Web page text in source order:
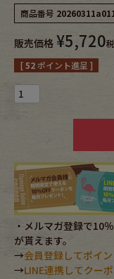
Tops
Outer
Eye Wear
Bag
Accessory
Belt
商品番号
販売価格 ¥5,720
[52ポイント進呈 ]
・メルマガ登録で10
が貰えます。
→会員登録してポイ
→LINE連携してクー